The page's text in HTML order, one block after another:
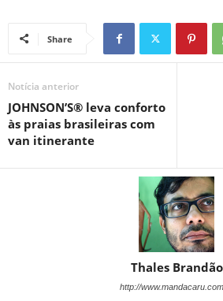
Share
Notícia anterior
JOHNSON’S® leva conforto
às praias brasileiras com
van itinerante
Thales Brandão
http://